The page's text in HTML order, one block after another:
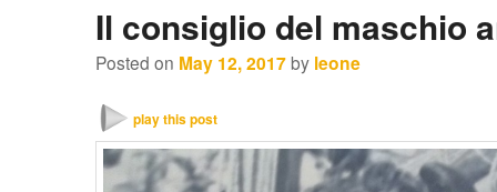
n
v
g
Il consiglio del maschio
Posted on May 12, 2017by leone
play this post